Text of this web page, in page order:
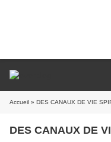
Accueil » DES CANAUX DE VIE
DES CANAUX DE